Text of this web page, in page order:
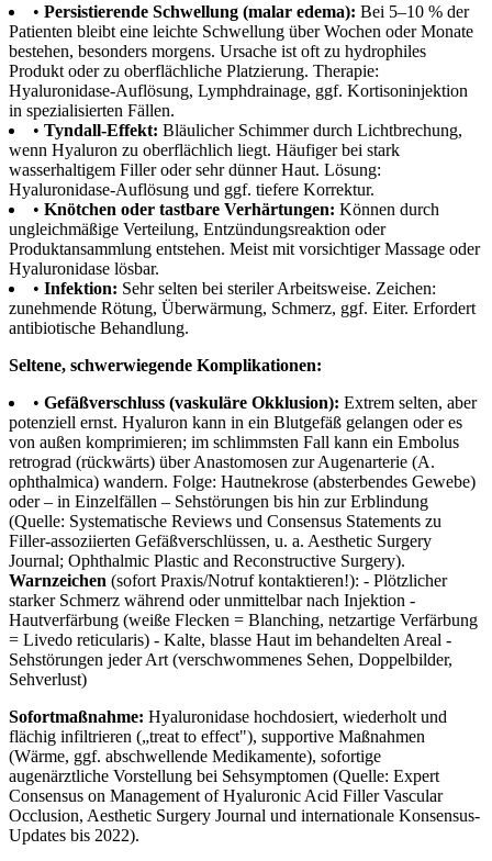
• Persistierende Schwellung (malar edema): Bei 5–10 % der
Patienten bleibt eine leichte Schwellung über Wochen oder Monate
bestehen, besonders morgens. Ursache ist oft zu hydrophiles
Produkt oder zu oberflächliche Platzierung. Therapie:
Hyaluronidase-Auflösung, Lymphdrainage, ggf. Kortisoninjektion
in spezialisierten Fällen.
• Tyndall-Effekt: Bläulicher Schimmer durch Lichtbrechung,
wenn Hyaluron zu oberflächlich liegt. Häufiger bei stark
wasserhaltigem Filler oder sehr dünner Haut. Lösung:
Hyaluronidase-Auflösung und ggf. tiefere Korrektur.
• Knötchen oder tastbare Verhärtungen: Können durch
ungleichmäßige Verteilung, Entzündungsreaktion oder
Produktansammlung entstehen. Meist mit vorsichtiger Massage oder
Hyaluronidase lösbar.
• Infektion: Sehr selten bei steriler Arbeitsweise. Zeichen:
zunehmende Rötung, Überwärmung, Schmerz, ggf. Eiter. Erfordert
antibiotische Behandlung.
Seltene, schwerwiegende Komplikationen:
• Gefäßverschluss (vaskuläre Okklusion): Extrem selten, aber
potenziell ernst. Hyaluron kann in ein Blutgefäß gelangen oder es
von außen komprimieren; im schlimmsten Fall kann ein Embolus
retrograd (rückwärts) über Anastomosen zur Augenarterie (A.
ophthalmica) wandern. Folge: Hautnekrose (absterbendes Gewebe)
oder – in Einzelfällen – Sehstörungen bis hin zur Erblindung
(Quelle: Systematische Reviews und Consensus Statements zu
Filler-assoziierten Gefäßverschlüssen, u. a. Aesthetic Surgery
Journal; Ophthalmic Plastic and Reconstructive Surgery).
Warnzeichen (sofort Praxis/Notruf kontaktieren!): - Plötzlicher
starker Schmerz während oder unmittelbar nach Injektion -
Hautverfärbung (weiße Flecken = Blanching, netzartige Verfärbung
= Livedo reticularis) - Kalte, blasse Haut im behandelten Areal -
Sehstörungen jeder Art (verschwommenes Sehen, Doppelbilder,
Sehverlust)
Sofortmaßnahme: Hyaluronidase hochdosiert, wiederholt und
flächig infiltrieren („treat to effect"), supportive Maßnahmen
(Wärme, ggf. abschwellende Medikamente), sofortige
augenärztliche Vorstellung bei Sehsymptomen (Quelle: Expert
Consensus on Management of Hyaluronic Acid Filler Vascular
Occlusion, Aesthetic Surgery Journal und internationale Konsensus-
Updates bis 2022).